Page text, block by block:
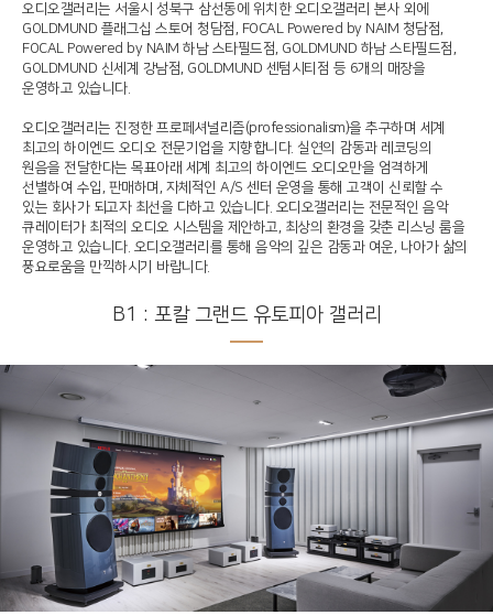
오디오갤러리는 서울시 성북구 삼선동에 위치한 오디오갤러리 본사 외에
GOLDMUND 플래그십 스토어 청담점, FOCAL Powered by NAIM 청담점,
FOCAL Powered by NAIM 하남 스타필드점, GOLDMUND 하남 스타필드점,
GOLDMUND 신세계 강남점, GOLDMUND 센텀시티점 등 6개의 매장을
운영하고 있습니다.
오디오갤러리는 진정한 프로페셔널리즘(professionalism)을 추구하며 세계
최고의 하이엔드 오디오 전문기업을 지향합니다. 실연의 감동과 레코딩의
원음을 전달한다는 목표아래 세계 최고의 하이엔드 오디오만을 엄격하게
선별하여 수입, 판매하며, 자체적인 A/S 센터 운영을 통해 고객이 신뢰할 수
있는 회사가 되고자 최선을 다하고 있습니다. 오디오갤러리는 전문적인 음악
큐레이터가 최적의 오디오 시스템을 제안하고, 최상의 환경을 갖춘 리스닝 룸을
운영하고 있습니다. 오디오갤러리를 통해 음악의 깊은 감동과 여운, 나아가 삶의
풍요로움을 만끽하시기 바랍니다.
B1 : 포칼 그랜드 유토피아 갤러리